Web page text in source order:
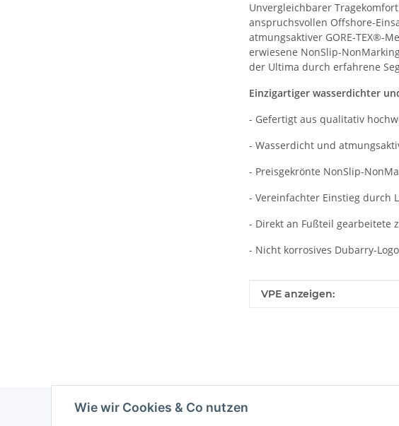
Wie wir Cookies & Co nutzen
Unvergleichbarer
anspruchsvollen Offshore-
atmungsaktiver GORE-TEX®-
erwiesene NonSlip-
der Ultima durch erfahrene
Einzigartiger wasserdichter
- Gefertigt aus qualitativ
- Wasserdicht und
- Preisgekrönte NonSlip-
- Vereinfachter Einstieg durch
- Direkt an Fußteil gearbeitete
- Nicht korrosives Dubarry-
Produkteigenschaft
Wert
VPE anzeigen: